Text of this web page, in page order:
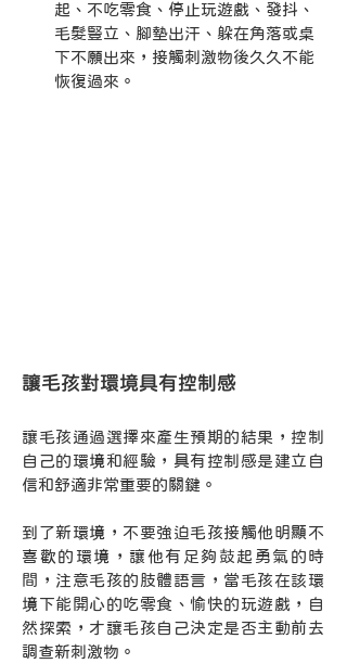
起、不吃零食、停止玩遊戲、發抖、
毛髮豎立、腳墊出汗、躲在角落或桌
下不願出來，接觸刺激物後久久不能
恢復過來。
讓毛孩對環境具有控制感
讓毛孩通過選擇來產生預期的結果，控制
自己的環境和經驗，具有控制感是建立自
信和舒適非常重要的關鍵。
到了新環境，不要強迫毛孩接觸他明顯不
喜歡的環境，讓他有足夠鼓起勇氣的時
間，注意毛孩的肢體語言，當毛孩在該環
境下能開心的吃零食、愉快的玩遊戲，自
然探索，才讓毛孩自己決定是否主動前去
調查新刺激物。